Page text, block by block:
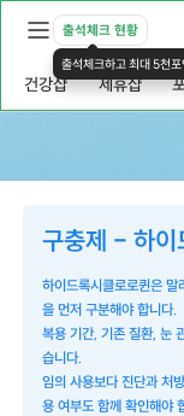
출석체크 현황
출석체크하고 최대 5천
건강샵 제휴샵
구충제 - 하이
하이드록시클로로퀸은
을 먼저 구분해야 합니다.
복용 기간, 기존 질환, 눈
습니다.
임의 사용보다 진단과 처
용 여부도 함께 확인해야